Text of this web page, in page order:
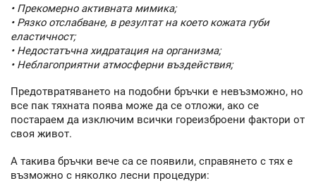
• Прекомерно активната мимика;
• Рязко отслабване, в резултат на което кожата губи
еластичност;
• Недостатъчна хидратация на организма;
• Неблагоприятни атмосферни въздействия;
Предотвратяването на подобни бръчки е невъзможно, но
все пак тяхната поява може да се отложи, ако се
постараем да изключим всички гореизброени фактори от
своя живот.
А такива бръчки вече са се появили, справянето с тях е
възможно с няколко лесни процедури: